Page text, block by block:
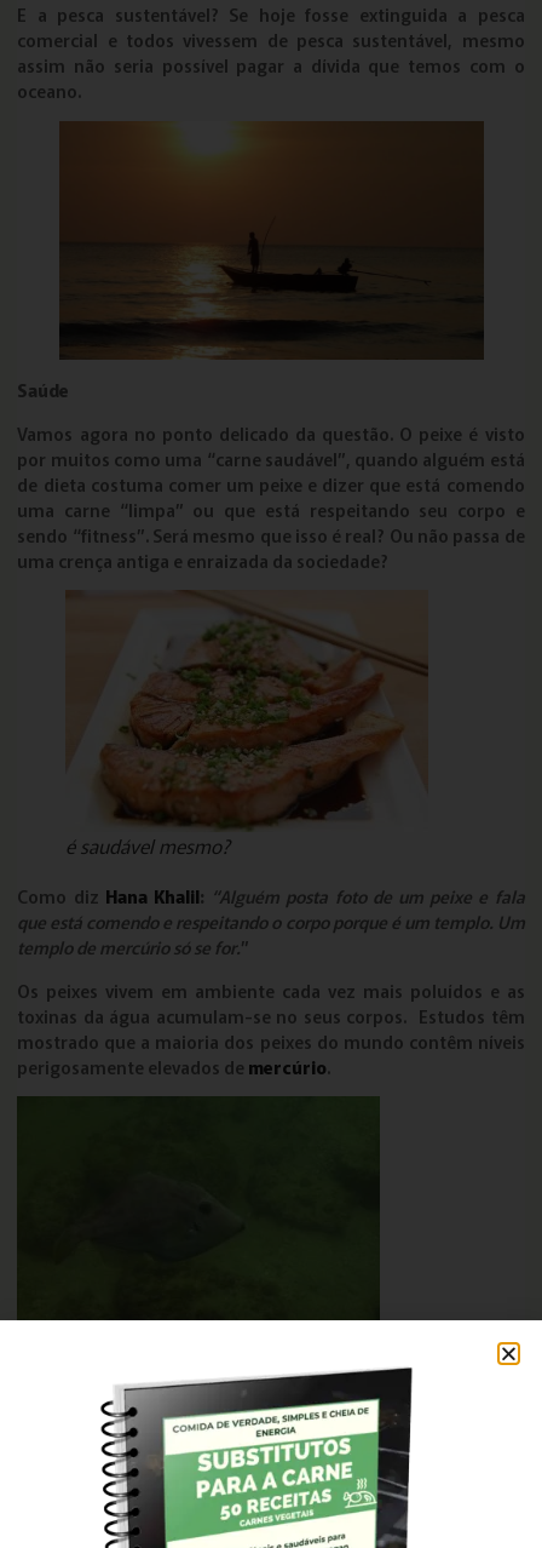
E a pesca sustentável? Se hoje fosse extinguida a pesca
comercial e todos vivessem de pesca sustentável, mesmo
assim não seria possível pagar a dívida que temos com o
oceano.
Saúde
Vamos agora no ponto delicado da questão. O peixe é visto
por muitos como uma “carne saudável”, quando alguém está
de dieta costuma comer um peixe e dizer que está comendo
uma carne “limpa” ou que está respeitando seu corpo e
sendo “fitness”. Será mesmo que isso é real? Ou não passa de
uma crença antiga e enraizada da sociedade?
é saudável mesmo?
Como diz Hana Khalil: “Alguém posta foto de um peixe e fala
que está comendo e respeitando o corpo porque é um templo. Um
templo de mercúrio só se for.”
Os peixes vivem em ambiente cada vez mais poluídos e as
toxinas da água acumulam-se no seus corpos. Estudos têm
mostrado que a maioria dos peixes do mundo contêm níveis
perigosamente elevados de mercúrio.